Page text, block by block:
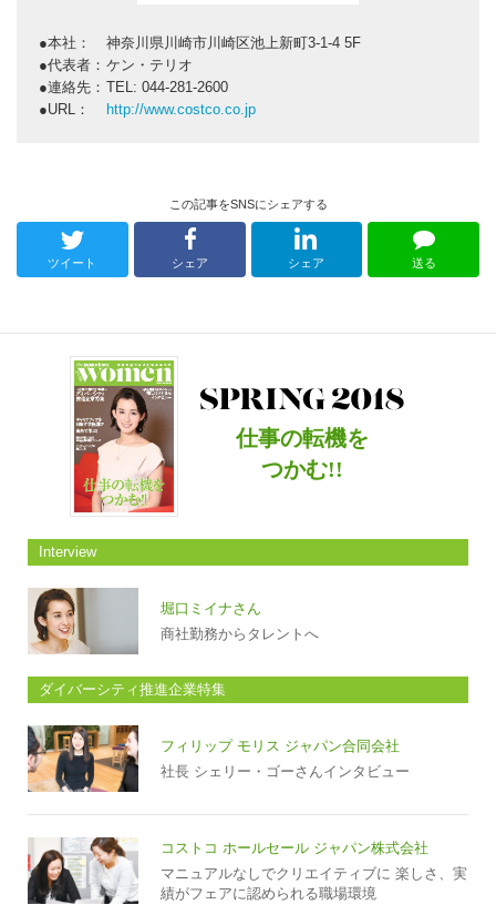
本社：
神奈川県川崎市川崎区池上新町3-1-4 5F
代表者： ケン・テリオ
連絡先： TEL: 044-281-2600
URL：
http://www.costco.co.jp
この記事をSNSにシェアする
ツイート シェア シェア 送る
仕事の転機を
つかむ!!
Interview
堀口ミイナさん
商社勤務からタレントへ
ダイバーシティ推進企業特集
フィリップ モリス ジャパン合同会社
社長 シェリー・ゴーさんインタビュー
コストコ ホールセール ジャパン株式会社
マニュアルなしでクリエイティブに 楽しさ、実
績がフェアに認められる職場環境